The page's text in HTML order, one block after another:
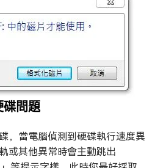
問題
，當電腦偵測到硬碟執行速度異
或其他異常時會主動跳出